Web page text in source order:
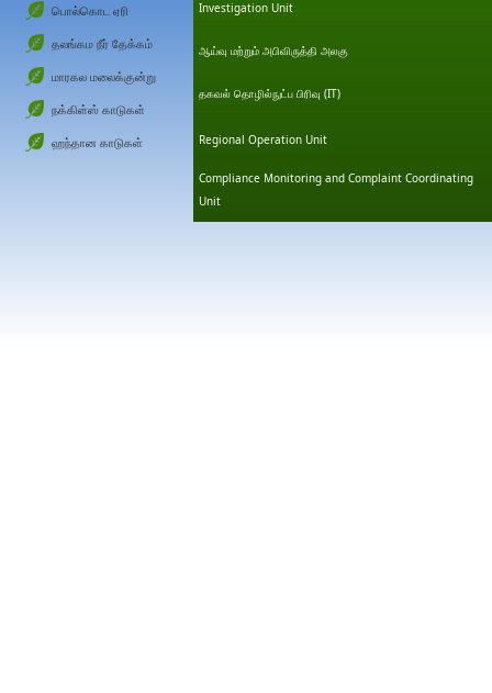
Investigation Unit
ஆய்வு மற்றும் அபிவிருத்தி அலகு
தகவல் தொழில்நுட்ப பிரிவு (IT)
Regional Operation Unit
Compliance Monitoring and Complaint Coordinating
Unit
பொல்கொட ஏரி
தலங்கம நீர் தேக்கம்
மாரகல மலைக்குன்று
நக்கிள்ஸ் காடுகள்
ஹந்தான காடுகள்
Tuesday, 07 January